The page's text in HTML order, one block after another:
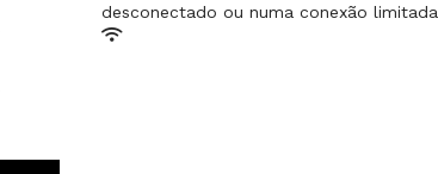
desconectado ou numa conexão limitada